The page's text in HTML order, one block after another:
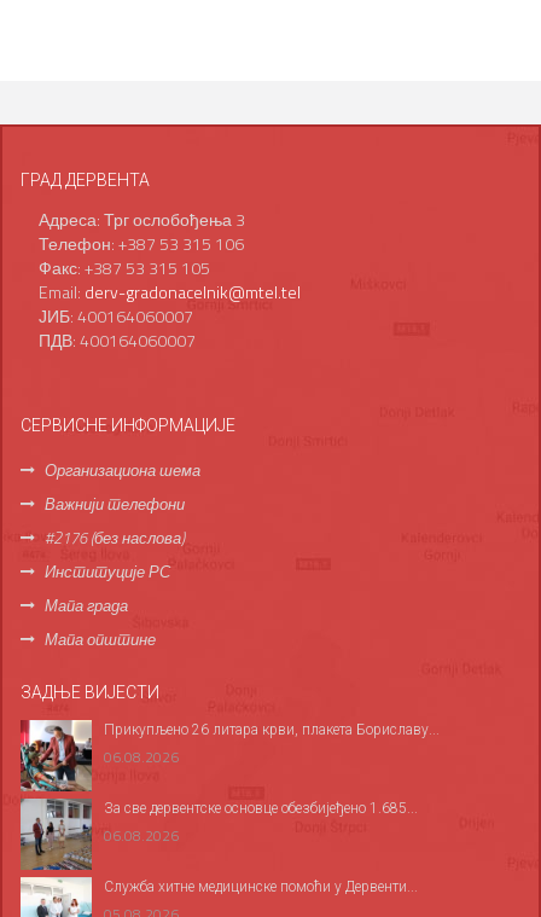
ГРАД ДЕРВЕНТА
Адреса: Трг ослобођења 3
Телефон: +387 53 315 106
Факс: +387 53 315 105
Email: derv-gradonacelnik@mtel.tel
ЈИБ: 400164060007
ПДВ: 400164060007
СЕРВИСНЕ ИНФОРМАЦИЈЕ
Организациона шема
Важнији телефони
#2176 (без наслова)
Институције РС
Мапа града
Мапа општине
ЗАДЊЕ ВИЈЕСТИ
Прикупљено 26 литара крви, плакета Бориславу...
06.08.2026
За све дервентске основце обезбијеђено 1.685...
06.08.2026
Служба хитне медицинске помоћи у Дервенти...